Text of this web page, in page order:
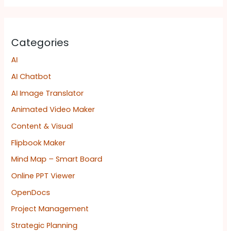
Categories
AI
AI Chatbot
AI Image Translator
Animated Video Maker
Content & Visual
Flipbook Maker
Mind Map – Smart Board
Online PPT Viewer
OpenDocs
Project Management
Strategic Planning